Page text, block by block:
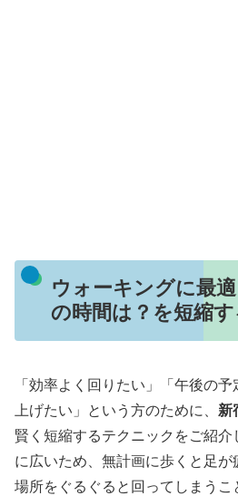
ウォーキングに最
の時間は？を短縮
「効率よく回りたい」「午後の
上げたい」という方のために、 新
賢く短縮するテクニックをご紹
に広いため、無計画に歩くと足
場所をぐるぐると回ってしまう